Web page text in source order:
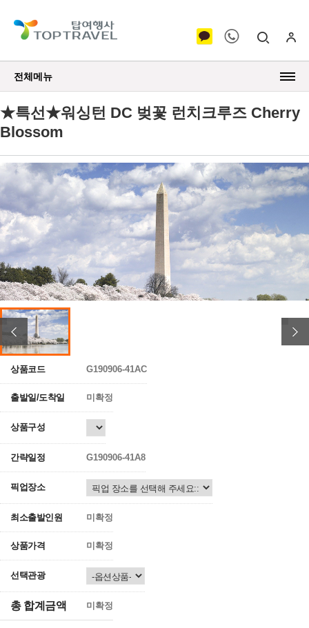
전체메뉴
★특선★워싱턴 DC 벚꽃 런치크루즈 Cherry
Blossom
상품코드 G190906-41AC
출발일/도착일 미확정
상품구성
간략일정 G190906-41A8
픽업장소
최소출발인원 미확정
상품가격 미확정
선택관광
총 합계금액 미확정